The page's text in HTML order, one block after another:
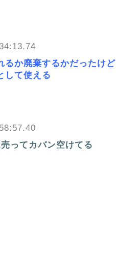
るか廃棄するかだったけど
して使える
ってカバン空けてる